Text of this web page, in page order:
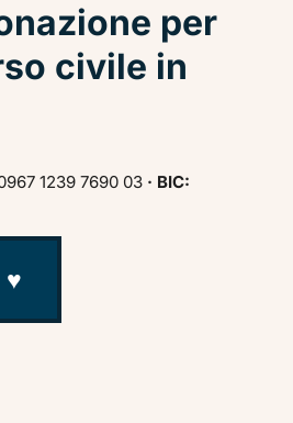
per
civile in
1239 7690 03 · BIC:
♥